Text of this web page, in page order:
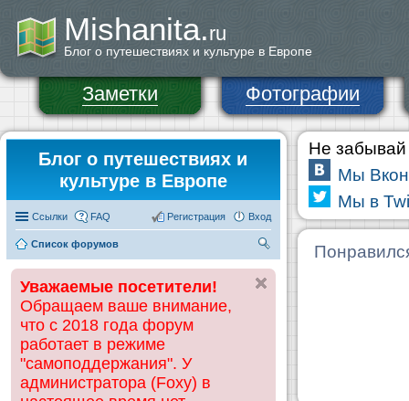
Mishanita.ru
Блог о путешествиях и культуре в Европе
Заметки Фотографии
Блог о путешествиях и
культуре в Европе
Ссылки FAQ Вход
Регистрация
Список форумов
ск
Уважаемые посетители!
Обращаем ваше внимание,
что с 2018 года форум
работает в режиме
"самоподдержания". У
администратора (Foxy) в
Не забывай
Мы
Мы в